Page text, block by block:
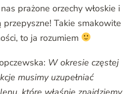
prażone orzechy włoskie i
przepyszne! Takie smakowite
to ja rozumiem
W okresie częstej
musimy uzupełniać